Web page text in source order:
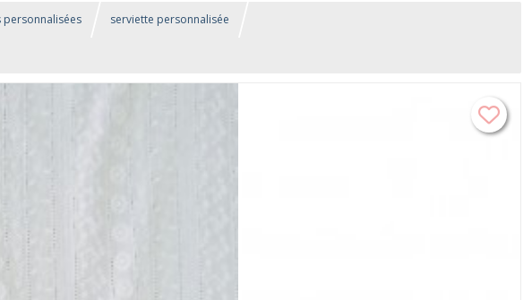
personnalisées serviette personnalisée